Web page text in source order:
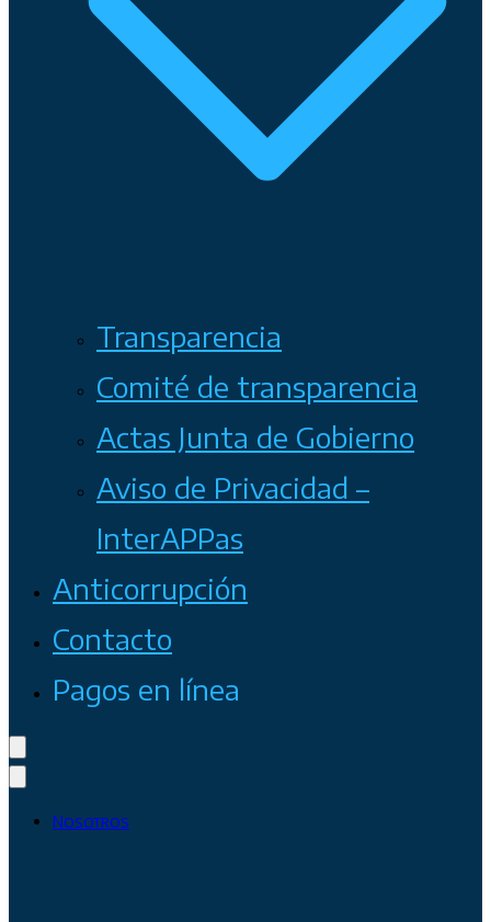
Transparencia
Comité de transparencia
Actas Junta de Gobierno
Aviso de Privacidad –
InterAPPas
Anticorrupción
Contacto
Pagos en línea
Nosotros